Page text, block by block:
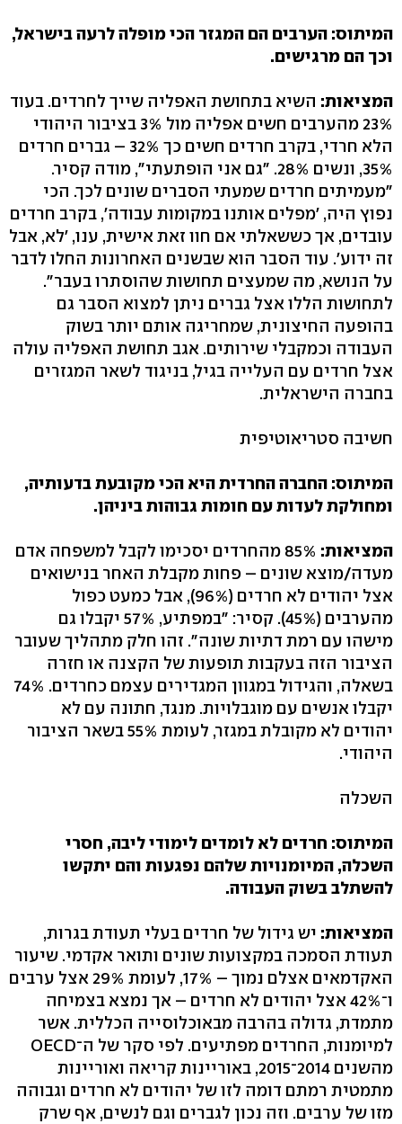
המיתוס: הערבים הם המגזר הכי מופלה לרעה בישראל,
וכך הם מרגישים.
המציאות: השיא בתחושת האפליה שייך לחרדים. בעוד
23% מהערבים חשים אפליה מול 3% בציבור היהודי
הלא חרדי, בקרב חרדים חשים כך 32% – גברים חרדים
35%, ונשים 28%. "גם אני הופתעתי", מודה קסיר.
"מעמיתים חרדים שמעתי הסברים שונים לכך. הכי
נפוץ היה, 'מפלים אותנו במקומות עבודה', בקרב חרדים
עובדים, אך כששאלתי אם חוו זאת אישית, ענו, 'לא, אבל
זה ידוע'. עוד הסבר הוא שבשנים האחרונות החלו לדבר
על הנושא, מה שמעצים תחושות שהוסתרו בעבר".
לתחושות הללו אצל גברים ניתן למצוא הסבר גם
בהופעה החיצונית, שמחריגה אותם יותר בשוק
העבודה וכמקבלי שירותים. אגב תחושת האפליה עולה
אצל חרדים עם העלייה בגיל, בניגוד לשאר המגזרים
בחברה הישראלית.
חשיבה סטריאוטיפית
המיתוס: החברה החרדית היא הכי מקובעת בדעותיה,
ומחולקת לעדות עם חומות גבוהות ביניהן.
המציאות:
85% מהחרדים יסכימו לקבל למשפחה אדם
מעדה/מוצא שונים – פחות מקבלת האחר בנישואים
אצל יהודים לא חרדים (96%), אבל כמעט כפול
מהערבים (45%). קסיר: "במפתיע, 57% יקבלו גם
מישהו עם רמת דתיות שונה". זהו חלק מתהליך שעובר
הציבור הזה בעקבות תופעות של הקצנה או חזרה
בשאלה, והגידול במגוון המגדירים עצמם כחרדים. 74%
יקבלו אנשים עם מוגבלויות. מנגד, חתונה עם לא
יהודים לא מקובלת במגזר, לעומת 55% בשאר הציבור
היהודי.
השכלה
המיתוס: חרדים לא לומדים לימודי ליבה, חסרי
השכלה, המיומנויות שלהם נפגעות והם יתקשו
להשתלב בשוק העבודה.
המציאות: יש גידול של חרדים בעלי תעודת בגרות,
תעודת הסמכה במקצועות שונים ותואר אקדמי. שיעור
האקדמאים אצלם נמוך – 17%, לעומת 29% אצל ערבים
ו־42% אצל יהודים לא חרדים – אך נמצא בצמיחה
מתמדת, גדולה בהרבה מבאוכלוסייה הכללית. אשר
למיומנות, החרדים מפתיעים. לפי סקר של ה־OECD
מהשנים 2014־2015, באוריינות קריאה ואוריינות
מתמטית רמתם דומה לזו של יהודים לא חרדים וגבוהה
מזו של ערבים. וזה נכון לגברים וגם לנשים, אף שרק